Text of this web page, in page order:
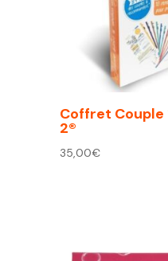
Coffret Couple
2®
35,00€